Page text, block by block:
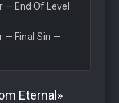
— End Of Level
— Final Sin —
Eternal»